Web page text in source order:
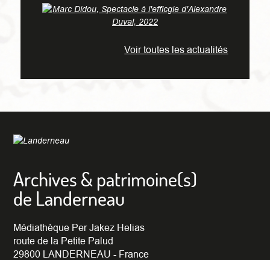
Voir toutes les actualités
Archives & patrimoine(s)
de Landerneau
Médiathèque Per Jakez Helias
route de la Petite Palud
29800 LANDERNEAU - France